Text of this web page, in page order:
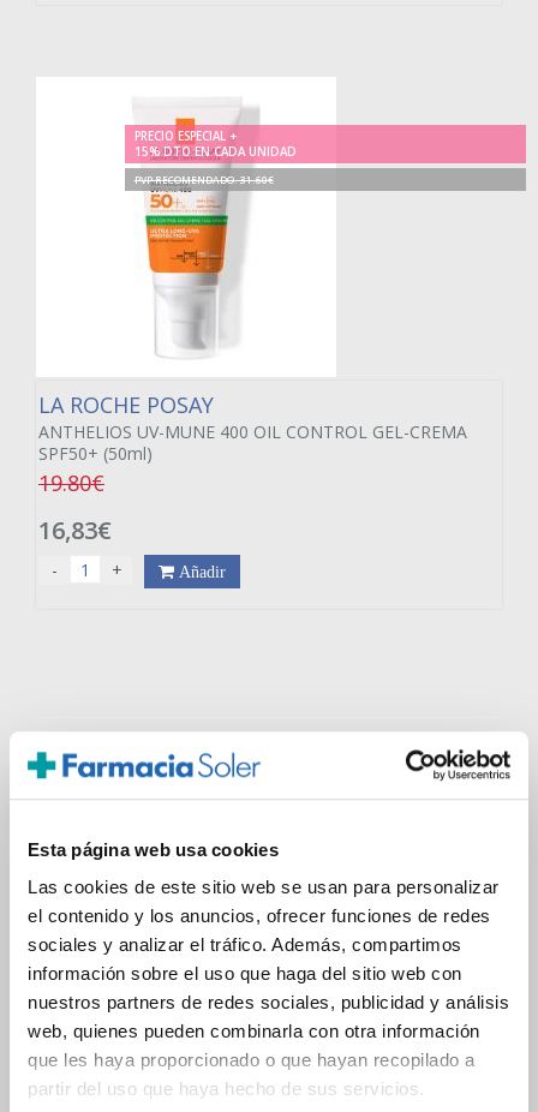
Esta página web usa cookies
Las cookies de este sitio web se usan para personalizar
el contenido y los anuncios, ofrecer funciones de redes
sociales y analizar el tráfico. Además, compartimos
información sobre el uso que haga del sitio web con
nuestros partners de redes sociales, publicidad y análisis
web, quienes pueden combinarla con otra información
que les haya proporcionado o que hayan recopilado a
partir del uso que haya hecho de sus servicios.
PRECIO ESPECIAL +
15% DTO EN CADA UNIDAD
PVP RECOMENDADO. 31.60€
LA ROCHE POSAY
ANTHELIOS UV-MUNE 400 OIL CONTROL GEL-CREMA
SPF50+ (50ml)
19.80€
16,83€
- + Añadir
0 Comentarios